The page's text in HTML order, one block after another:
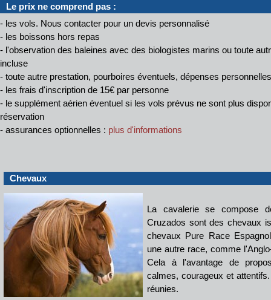
Le prix ne comprend pas :
- les vols. Nous contacter pour un devis personnalisé
- les boissons hors repas
- l'observation des baleines avec des biologistes marins ou toute
incluse
- toute autre prestation, pourboires éventuels, dépenses personnelles
- les frais d'inscription de 15€ par personne
- le supplément aérien éventuel si les vols prévus ne sont plus
réservation
- assurances optionnelles : plus d'informations
Chevaux
La cavalerie se compose
Cruzados sont des chevaux
chevaux Pure Race
une autre race, comme
Cela à l'avantage de
calmes, courageux et
réunies.